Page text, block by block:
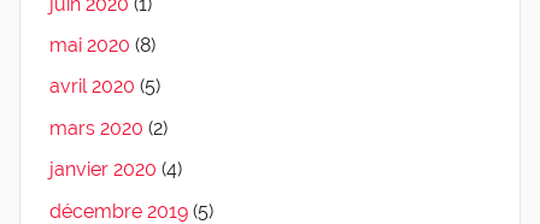
mai 2020 (8)
avril 2020 (5)
mars 2020 (2)
janvier 2020 (4)
décembre 2019 (5)